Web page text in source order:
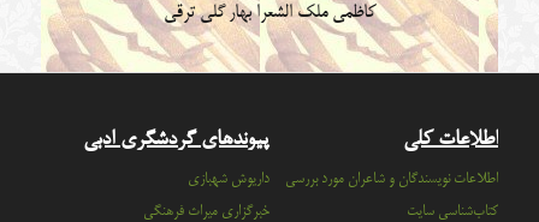
کاظمی ملک الشعرا بهار گلی ترقی
اطلاعات کلی
اطلاعات نویسندگان و شاعران مورد بررسی
کتاب‌شناسی سایت
پیوندهای گردشگری ادبی
داریوش شهبازی
خبرگزاری میراث فرهنگی